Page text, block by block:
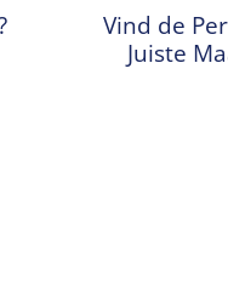
Vind de
Juiste